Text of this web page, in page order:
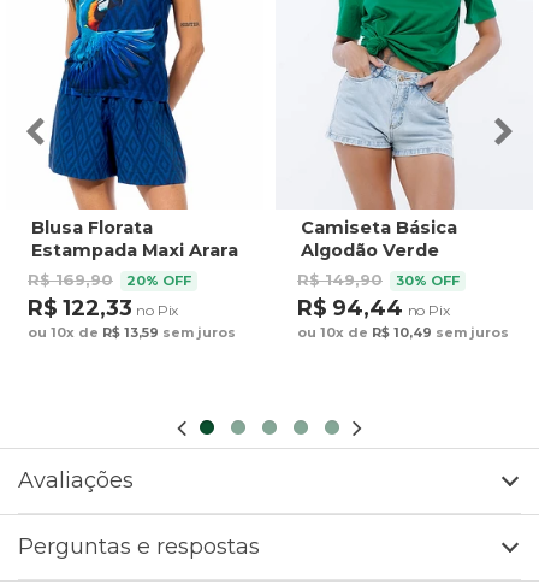
Blusa Florata
Estampada Maxi Arara
Fundo Azul
R$ 169,90 20% OFF
R$ 122,33 no Pix
ou 10x de R$ 13,59 sem juros
Camiseta Básica
Algodão Verde
R$ 149,90 30% OFF
R$ 94,44 no Pix
ou 10x de R$ 10,49 sem juros
Avaliações
Perguntas e respostas